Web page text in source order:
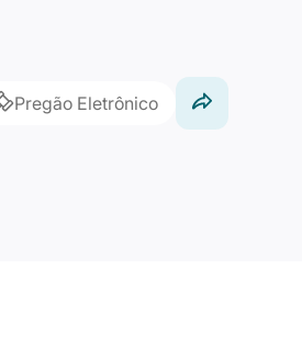
Pregão Eletrônico